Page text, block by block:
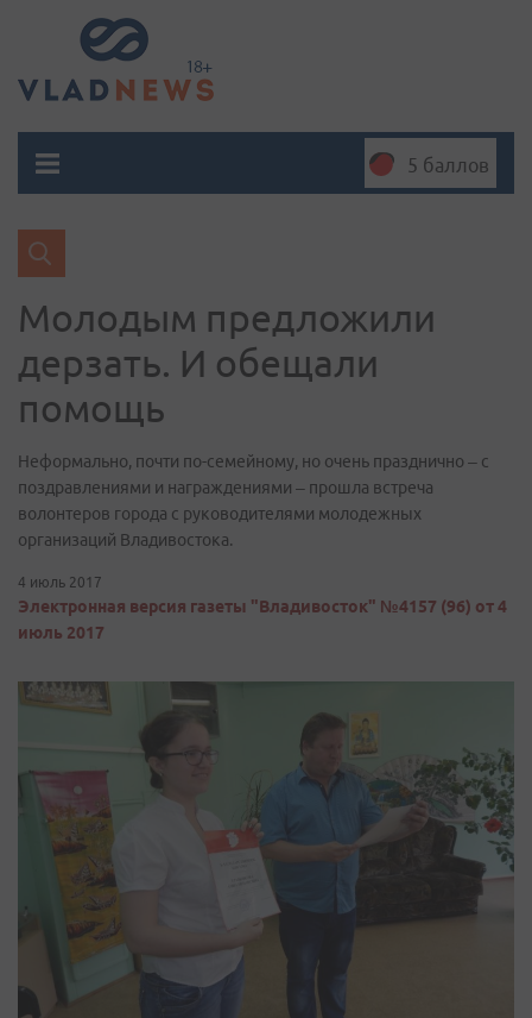
5 баллов
Молодым предложили
дерзать. И обещали
помощь
​Неформально, почти по-семейному, но очень празднично – с
поздравлениями и награждениями – прошла встреча
волонтеров города с руководителями молодежных
организаций Владивостока.
4 июль 2017
Электронная версия газеты "Владивосток" №4157 (96) от 4
июль 2017